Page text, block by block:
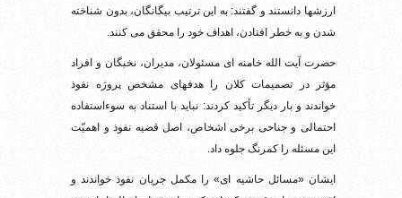
ارزشها دانستند و گفتند: به این ترتیب بیگانگان، بدون شناخته
شدن و به خطر افتادن، اهداف خود را محقق می کنند.
حضرت آیت الله خامنه ای مسئولان، مدیران، نخبگان و افراد
مؤثر در تصمیمات کلان را هدفهای مشخص پروژه نفوذ
خواندند و بار دیگر تأکید کردند: نباید با استناد به سوءاستفاده
احتمالی و جناحی برخی اشخاص، اصل قضیه نفوذ و اهمیّت
این مسئله را کمرنگ جلوه داد.
ایشان «مسائل حاشیه ای» را مکمل جریان نفوذ خواندند و